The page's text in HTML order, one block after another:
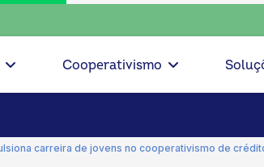
consciente, escolha o coop • escolha
Cooperativismo
carreira de jovens no cooperativismo de